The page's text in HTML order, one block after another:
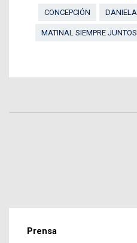
CONCEPCIÓN
MATINAL SIEMPRE JUNTOS
Prensa